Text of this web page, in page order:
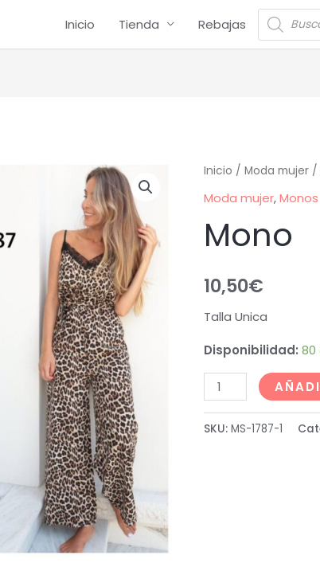
Inicio Tienda Rebajas
Inicio / Moda mujer/
Moda mujer,Monos
Mono
10,50€
Talla Unica
Disponibilidad: 80
SKU: MS-1787-1